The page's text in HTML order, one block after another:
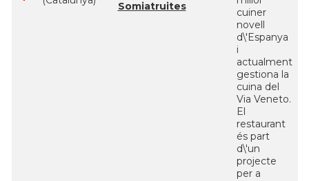
Somiatruites
cuiner
novell
d\'Espanya
i
actualment
gestiona la
cuina del
Via Veneto.
El
restaurant
és part
d\'un
projecte
per a